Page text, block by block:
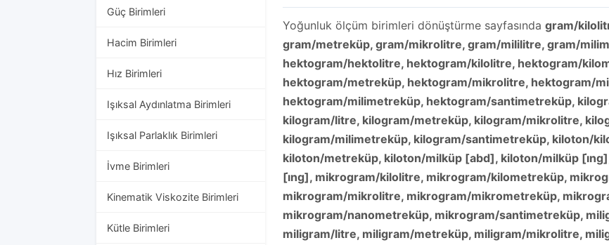
Güç Birimleri
Hacim Birimleri
Hız Birimleri
Işıksal Aydınlatma Birimleri
Işıksal Parlaklık Birimleri
İvme Birimleri
Kinematik Viskozite Birimleri
Kütle Birimleri
Yoğunluk ölçüm birimleri dönüştürme sayfasında gram/
gram/metreküp, gram/mikrolitre, gram/mililitre, gram/
hektogram/hektolitre, hektogram/kilolitre, hektogram/
hektogram/metreküp, hektogram/mikrolitre, hektogram/
hektogram/milimetreküp, hektogram/santimetreküp,
kilogram/litre, kilogram/metreküp, kilogram/mikrolitre,
kilogram/milimetreküp, kilogram/santimetreküp, kiloton/
kiloton/metreküp, kiloton/milküp [abd], kiloton/milküp
[i̇ng], mikrogram/kilolitre, mikrogram/kilometreküp,
mikrogram/mikrolitre, mikrogram/mikrometreküp,
mikrogram/nanometreküp, mikrogram/santimetreküp,
miligram/litre, miligram/metreküp, miligram/mikrolitre,